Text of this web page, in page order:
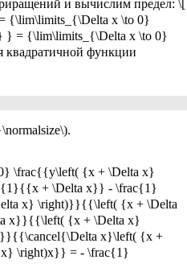
и вычислим предел: \[
x \to 0}
= {\lim\limits_{\Delta x \to 0}
функции
\frac{{y\left( {x + \Delta x}
+ \Delta x}} - \frac{1}
x} \right)}}{{\left( {x + \Delta
x}}{{\left( {x + \Delta x}
x}\left( {x +
\right)x}} = - \frac{1}